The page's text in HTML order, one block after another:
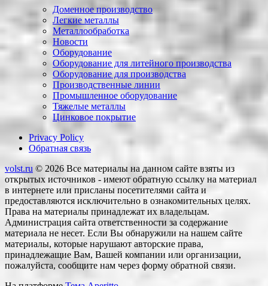
Доменное производство
Легкие металлы
Металлообработка
Новости
Оборудование
Оборудование для литейного производства
Оборудование для производства
Производственные линии
Промышленное оборудование
Тяжелые металлы
Цинковое покрытие
Privacy Policy
Обратная связь
volst.ru © 2026 Все материалы на данном сайте взяты из
открытых источников - имеют обратную ссылку на материал
в интернете или присланы посетителями сайта и
предоставляются исключительно в ознакомительных целях.
Права на материалы принадлежат их владельцам.
Администрация сайта ответственности за содержание
материала не несет. Если Вы обнаружили на нашем сайте
материалы, которые нарушают авторские права,
принадлежащие Вам, Вашей компании или организации,
пожалуйста, сообщите нам через форму обратной связи.